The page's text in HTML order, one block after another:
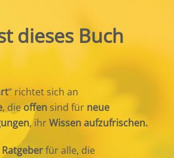
dieses Buch
“ richtet sich an
, dieoffensind für neue
, ihrWissen aufzufrischen.
Ratgeberfür alle, die